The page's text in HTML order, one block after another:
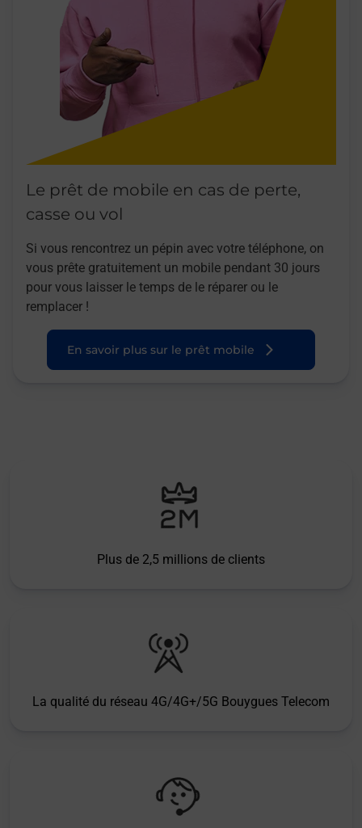
Le prêt de mobile en cas de perte,
casse ou vol
Si vous rencontrez un pépin avec votre téléphone, on
vous prête gratuitement un mobile pendant 30 jours
pour vous laisser le temps de le réparer ou le
remplacer !
En savoir plus sur le prêt mobile
Plus de 2,5 millions de clients
La qualité du réseau 4G/4G+/5G Bouygues Telecom